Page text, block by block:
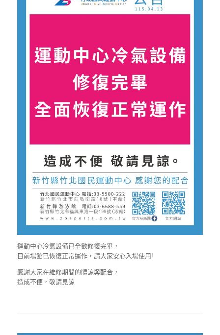
運動中心冷氣設備已全數修復完畢，
目前場館已恢復正常運作，請大家安心入場使用!
感謝大家在維修期間的體諒與配合，
造成不便，敬請見諒